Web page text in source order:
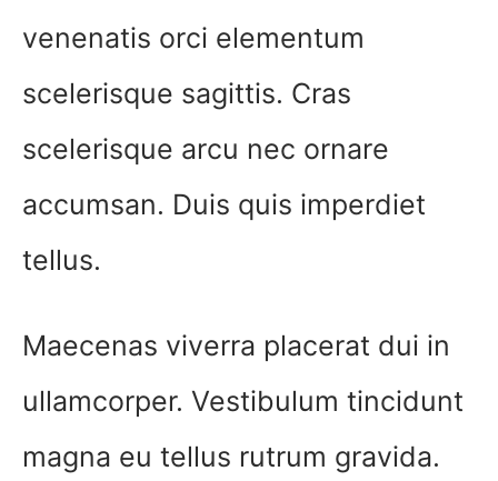
venenatis orci elementum
scelerisque sagittis. Cras
scelerisque arcu nec ornare
accumsan. Duis quis imperdiet
tellus.
Maecenas viverra placerat dui in
ullamcorper. Vestibulum tincidunt
magna eu tellus rutrum gravida.